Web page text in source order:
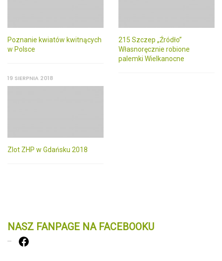
Poznanie kwiatów kwitnących
w Polsce
215 Szczep „Źródło”
Własnoręcznie robione
palemki Wielkanocne
19 SIERPNIA 2018
Zlot ZHP w Gdańsku 2018
NASZ FANPAGE NA FACEBOOKU